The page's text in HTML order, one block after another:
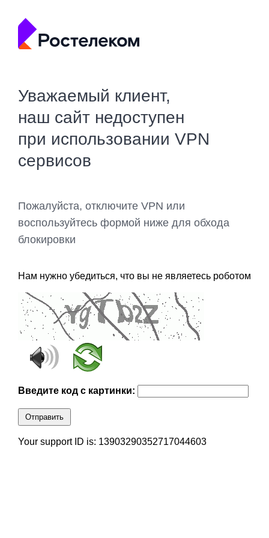
Уважаемый клиент,
наш сайт недоступен
при использовании VPN
сервисов
Пожалуйста, отключите VPN или
воспользуйтесь формой ниже для обхода
блокировки
Нам нужно убедиться, что вы не являетесь роботом
Введите код с картинки:
Отправить
Your support ID is: 13903290352717044603